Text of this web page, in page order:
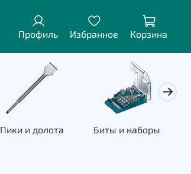
Профиль Избранное Корзина
Пики и долота Биты и наборы